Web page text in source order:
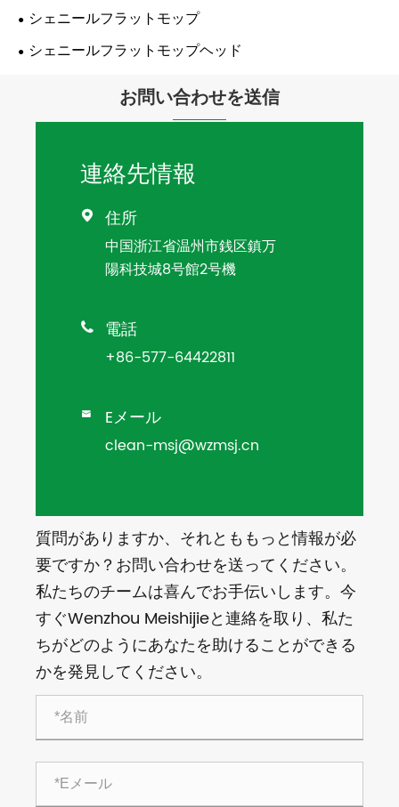
シェニールフラットモップ
シェニールフラットモップヘッド
お問い合わせを送信
連絡先情報
 住所
中国浙江省温州市銭区鎮万
陽科技城8号館2号機
 電話
+86-577-64422811
 Eメール
clean-msj@wzmsj.cn
質問がありますか、それとももっと情報が必
要ですか？お問い合わせを送ってください。
私たちのチームは喜んでお手伝いします。今
すぐWenzhou Meishijieと連絡を取り、私た
ちがどのようにあなたを助けることができる
かを発見してください。